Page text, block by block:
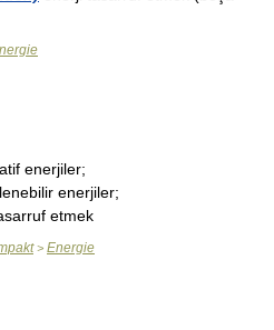
enerjiler;
enerjiler;
etmek
> Energie